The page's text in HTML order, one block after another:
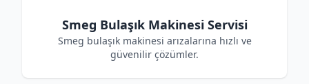
Smeg Bulaşık Makinesi Servisi
Smeg bulaşık makinesi arızalarına hızlı ve
güvenilir çözümler.